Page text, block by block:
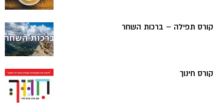
קורס תפילה – ברכות השחר
קורס חינוך